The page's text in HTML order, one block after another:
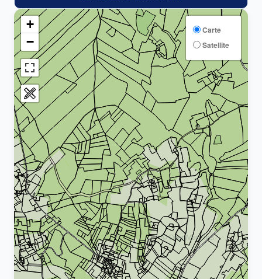
+
−
Carte
Satellite